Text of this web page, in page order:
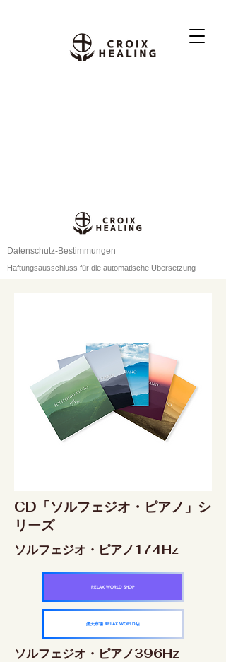
Datenschutz-Bestimmungen
Haftungsausschluss für die automatische Übersetzung
CD「ソルフェジオ・ピアノ」シ
リーズ
ソルフェジオ・ピアノ174Hz
RELAX WORLD SHOP
楽天市場 RELAX WORLD店
ソルフェジオ・ピアノ396Hz